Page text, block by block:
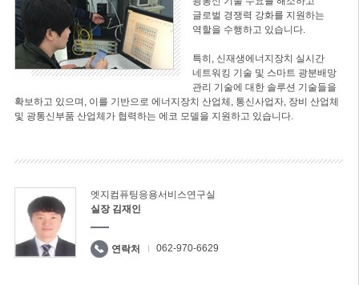
글로벌 경쟁력 강화를 지원하는
역할을 수행하고 있습니다.
특히, 신재생에너지장치 실시간
네트워킹 기술 및 스마트 광분배망
관리 기술에 대한 솔루션 기술들을
확보하고 있으며, 이를 기반으로 에너지장치 산업체, 통신사업자, 장비 산업체
및 광통신부품 산업체가 협력하는 에코 모델을 지원하고 있습니다.
엣지컴퓨팅응용서비스연구실
실장 김재인
연락처 062-970-6629